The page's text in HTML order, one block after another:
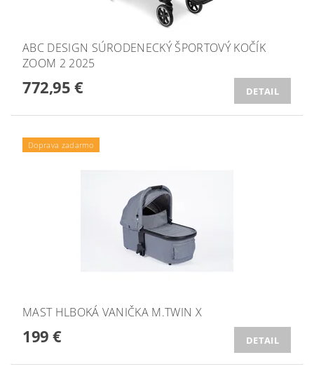
ABC DESIGN SÚRODENECKÝ ŠPORTOVÝ KOČÍK
ZOOM 2 2025
772,95 € DETAIL
Doprava zadarmo
MAST HLBOKÁ VANIČKA M.TWIN X
199 € DETAIL